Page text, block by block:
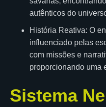
autênticos do
História Reativa: O
influenciado pelas
com missões e
proporcionando uma
Sistema